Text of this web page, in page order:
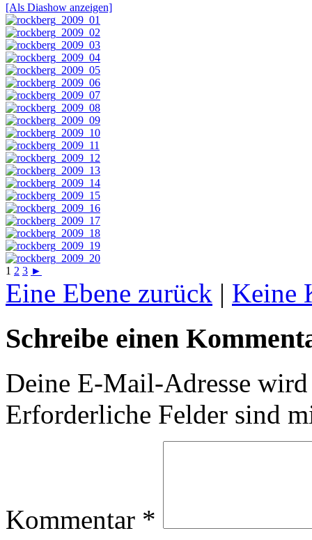
[Als Diashow anzeigen]
1 2 3 ►
Eine Ebene zurück | Keine
Schreibe einen
Deine E-Mail-Adresse
Erforderliche Felder sind
Kommentar *